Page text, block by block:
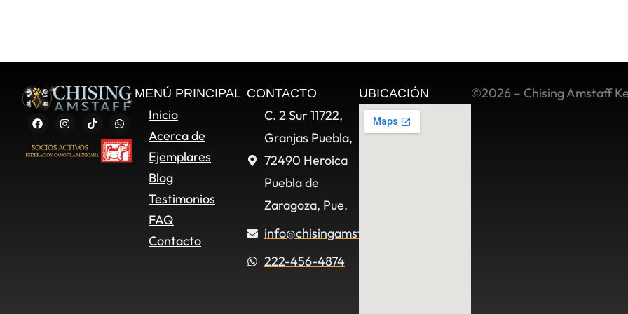
MENÚ PRINCIPAL
Inicio
Acerca de
Ejemplares
Blog
Testimonios
FAQ
Contacto
CONTACTO
C. 2 Sur 11722,
Granjas Puebla,
72490 Heroica
Puebla de
Zaragoza, Pue.
info@chisingamstaff.com
222-456-4874
UBICACIÓN ©2026 – Chising Amstaff